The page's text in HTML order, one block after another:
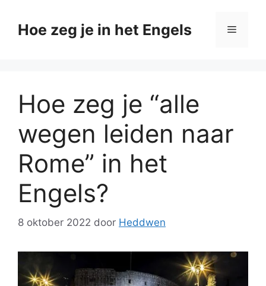
naarHoe zeg je in het Engels Menu
Hoe zeg je “alle
wegen leiden naar
Rome” in het
Engels?
8 oktober 2022 door Heddwen